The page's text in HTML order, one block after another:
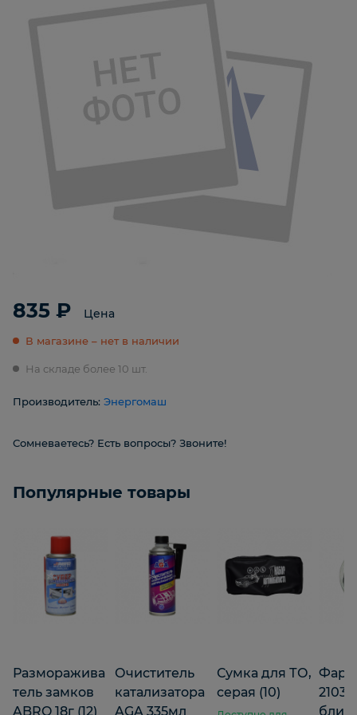
835 ₽ Цена
В магазине – нет в наличии
На складе более 10 шт.
Производитель: Энергомаш
Сомневаетесь? Есть вопросы? Звоните!
Популярные товары
Разморажива
тель замков
ABRO 18г (12)
Очиститель
катализатора
AGA 335мл
Сумка для ТО,
серая (10)
Фара